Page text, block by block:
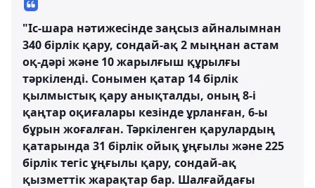
"Іс-шара нәтижесінде заңсыз айналымнан
340 бірлік қару, сондай-ақ 2 мыңнан астам
оқ-дәрі және 10 жарылғыш құрылғы
тәркіленді. Сонымен қатар 14 бірлік
қылмыстық қару анықталды, оның 8-і
қаңтар оқиғалары кезінде ұрланған, 6-ы
бұрын жоғалған. Тәркіленген қарулардың
қатарында 31 бірлік ойық ұңғылы және 225
бірлік тегіс ұңғылы қару, сондай-ақ
қызметтік жарақтар бар. Шалғайдағы